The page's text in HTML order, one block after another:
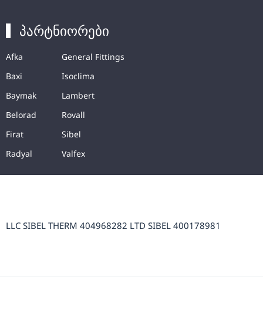
პარტნიორები
Afka
Baxi
Baymak
Belorad
Firat
Radyal
General Fittings
Isoclima
Lambert
Rovall
Sibel
Valfex
LLC SIBEL THERM 404968282 LTD SIBEL 400178981